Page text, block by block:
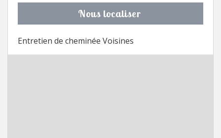
Nous localiser
Entretien de cheminée Voisines